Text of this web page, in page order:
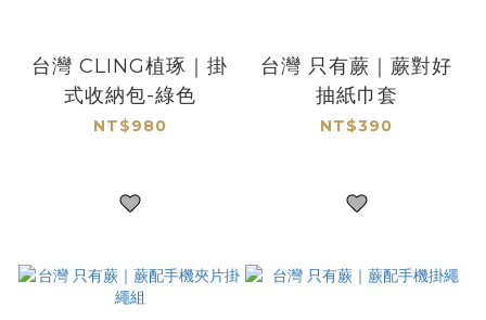
台灣 CLING植琢｜掛
式收納包-綠色
NT$980
台灣 只有蕨｜蕨對好
抽紙巾套
NT$390